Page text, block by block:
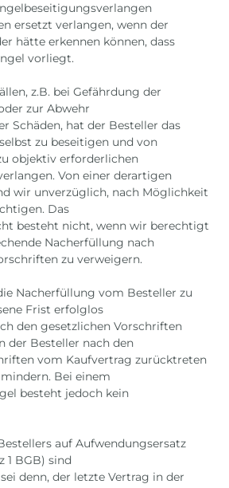
ersetzt verlangen, wenn der
hätte erkennen können, dass
vorliegt.
z.B. bei Gefährdung der
zur Abwehr
Schäden, hat der Besteller das
zu beseitigen und von
objektiv erforderlichen
Von einer derartigen
wir unverzüglich, nach Möglichkeit
Das
besteht nicht, wenn wir berechtigt
Nacherfüllung nach
zu verweigern.
Nacherfüllung vom Besteller zu
Frist erfolglos
den gesetzlichen Vorschriften
der Besteller nach den
vom Kaufvertrag zurücktreten
Bei einem
besteht jedoch kein
auf Aufwendungsersatz
1 BGB) sind
denn, der letzte Vertrag in der